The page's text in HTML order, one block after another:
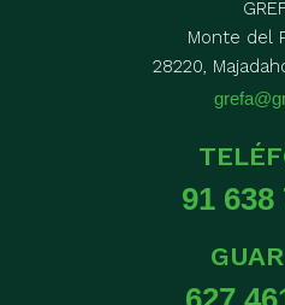
Monte del
28220,
91 638